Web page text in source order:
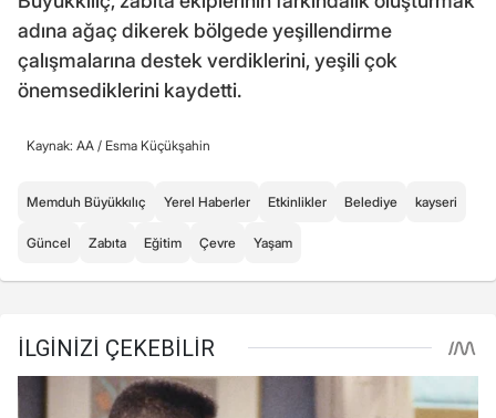
adına ağaç dikerek bölgede yeşillendirme
çalışmalarına destek verdiklerini, yeşili çok
önemsediklerini kaydetti.
Kaynak: AA / Esma Küçükşahin
Memduh Büyükkılıç Yerel Haberler Etkinlikler Belediye kayseri
Güncel Zabıta Eğitim Çevre Yaşam